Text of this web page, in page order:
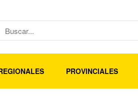
PROVINCIALES